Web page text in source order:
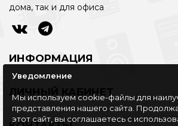
дома, так и для офиса
ИНФОРМАЦИЯ
ЛИЧНЫЙ КАБИНЕТ
Уведомление
Мы используем cookie-файлы для
представления нашего сайта.
этот сайт, вы соглашаетесь с